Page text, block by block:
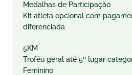
Medalhas de Participação
Kit atleta opcional com
diferenciada
5KM
Troféu geral até 5º lugar
Feminino